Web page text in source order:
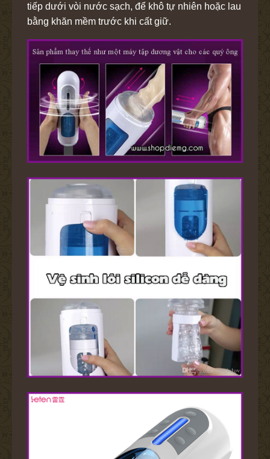
tiếp dưới vòi nước sạch, để khô tự nhiên hoặc lau
bằng khăn mềm trước khi cất giữ.